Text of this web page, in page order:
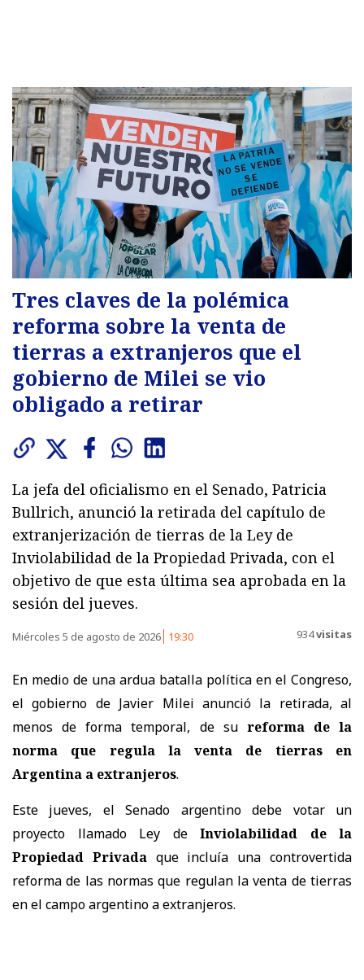
Tres claves de la polémica
reforma sobre la venta de
tierras a extranjeros que el
gobierno de Milei se vio
obligado a retirar
La jefa del oficialismo en el Senado, Patricia
Bullrich, anunció la retirada del capítulo de
extranjerización de tierras de la Ley de
Inviolabilidad de la Propiedad Privada, con el
objetivo de que esta última sea aprobada en la
sesión del jueves.
Miércoles 5 de agosto de 2026 19:30 934visitas
En medio de una ardua batalla política en el Congreso,
el gobierno de Javier Milei anunció la retirada, al
menos de forma temporal, de su reforma de la
norma que regula la venta de tierras en
Argentina a extranjeros.
Este jueves, el Senado argentino debe votar un
proyecto llamado Ley de Inviolabilidad de la
Propiedad Privadaque incluía una controvertida
reforma de las normas que regulan la venta de tierras
en el campo argentino a extranjeros.